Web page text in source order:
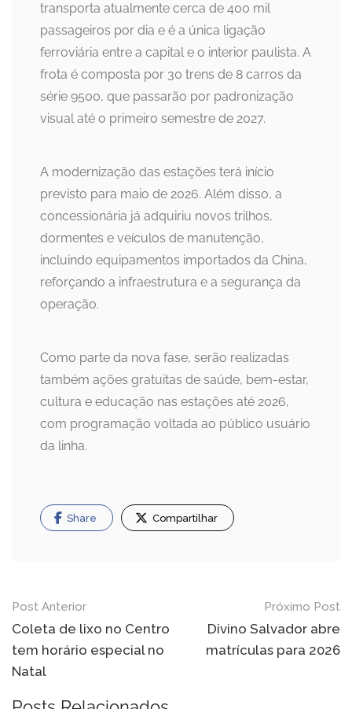
transporta atualmente cerca de 400 mil
passageiros por dia e é a única ligação
ferroviária entre a capital e o interior paulista. A
frota é composta por 30 trens de 8 carros da
série 9500, que passarão por padronização
visual até o primeiro semestre de 2027.
A modernização das estações terá início
previsto para maio de 2026. Além disso, a
concessionária já adquiriu novos trilhos,
dormentes e veículos de manutenção,
incluindo equipamentos importados da China,
reforçando a infraestrutura e a segurança da
operação.
Como parte da nova fase, serão realizadas
também ações gratuitas de saúde, bem-estar,
cultura e educação nas estações até 2026,
com programação voltada ao público usuário
da linha.
Share Compartilhar
Navegação
de
Post
Post Anterior
Coleta de lixo no Centro
tem horário especial no
Natal
Próximo Post
Divino Salvador abre
matrículas para 2026